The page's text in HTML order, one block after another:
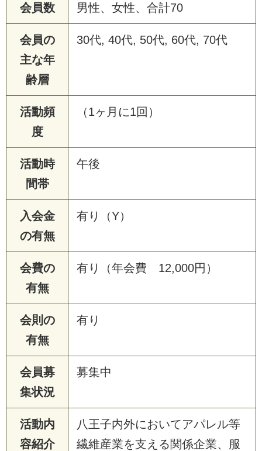
会員数 男性、女性、合計70
会員の
主な年
齢層
30代, 40代, 50代, 60代, 70代
活動頻
度
（1ヶ月に1回）
活動時
間帯
午後
入会金
の有無
有り（Y）
会費の
有無
有り（年会費 12,000円）
会則の
有無
有り
会員募
集状況
募集中
活動内
容紹介
八王子内外においてアパレル等
繊維産業を支える関係企業、服